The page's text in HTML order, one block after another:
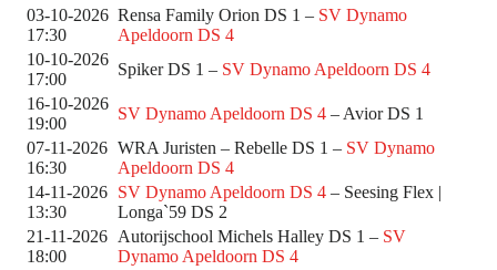
03-10-2026
17:30
Rensa Family Orion DS 1 – SV Dynamo
Apeldoorn DS 4
10-10-2026
17:00
Spiker DS 1 – SV Dynamo Apeldoorn DS 4
16-10-2026
19:00
SV Dynamo Apeldoorn DS 4 – Avior DS 1
07-11-2026
16:30
WRA Juristen – Rebelle DS 1 – SV Dynamo
Apeldoorn DS 4
14-11-2026
13:30
SV Dynamo Apeldoorn DS 4 – Seesing Flex |
Longa`59 DS 2
21-11-2026
18:00
Autorijschool Michels Halley DS 1 – SV
Dynamo Apeldoorn DS 4